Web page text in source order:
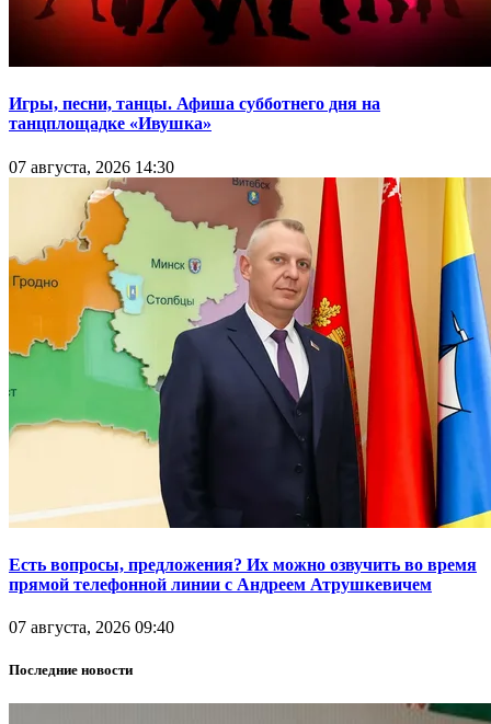
Игры, песни, танцы. Афиша субботнего дня на
танцплощадке «Ивушка»
07 августа, 2026 14:30
Есть вопросы, предложения? Их можно озвучить во время
прямой телефонной линии с Андреем Атрушкевичем
07 августа, 2026 09:40
Последние новости